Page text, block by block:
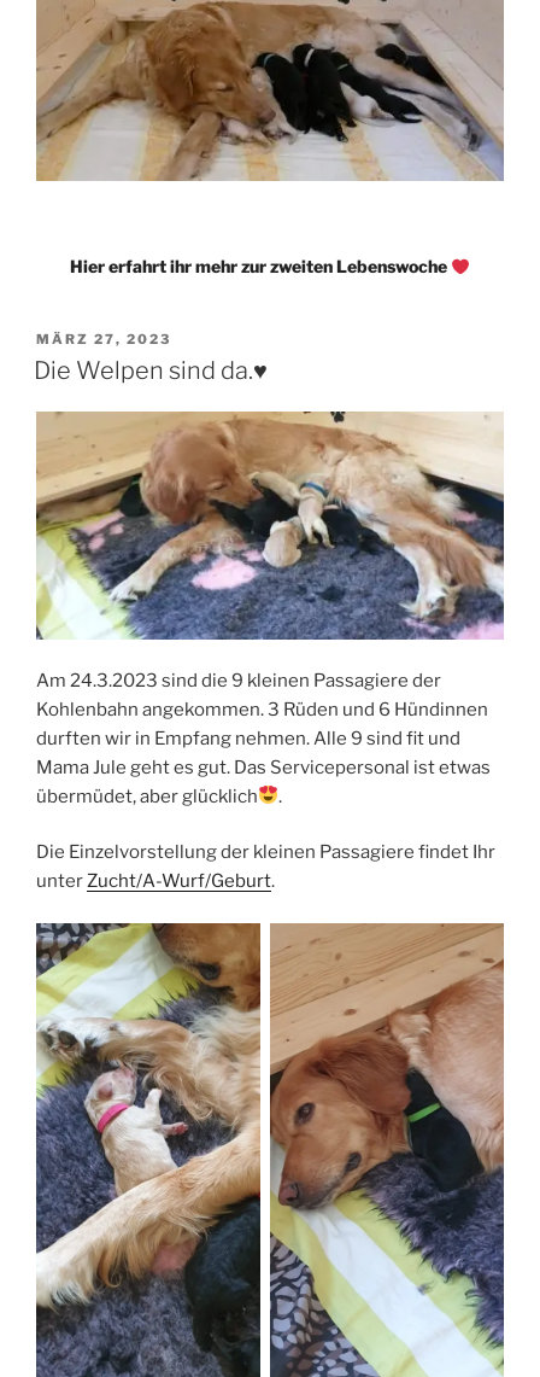
Hier erfahrt ihr mehr zur zweiten Lebenswoche
VERÖFFENTLICHT
AM
MÄRZ 27, 2023
Die Welpen sind da.♥
Am 24.3.2023 sind die 9 kleinen Passagiere der
Kohlenbahn angekommen. 3 Rüden und 6 Hündinnen
durften wir in Empfang nehmen. Alle 9 sind fit und
Mama Jule geht es gut. Das Servicepersonal ist etwas
übermüdet, aber glücklich
.
Die Einzelvorstellung der kleinen Passagiere findet Ihr
unterZucht/A-Wurf/Geburt.